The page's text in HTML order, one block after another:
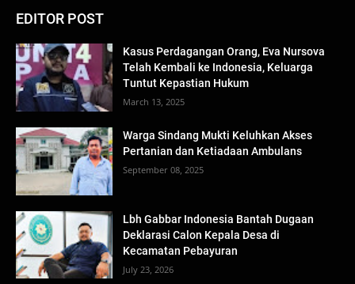
EDITOR POST
Kasus Perdagangan Orang, Eva Nursova
Telah Kembali ke Indonesia, Keluarga
Tuntut Kepastian Hukum
March 13, 2025
Warga Sindang Mukti Keluhkan Akses
Pertanian dan Ketiadaan Ambulans
September 08, 2025
Lbh Gabbar Indonesia Bantah Dugaan
Deklarasi Calon Kepala Desa di
Kecamatan Pebayuran
July 23, 2026